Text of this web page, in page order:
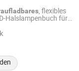
, flexibles
Halslampenbuch für